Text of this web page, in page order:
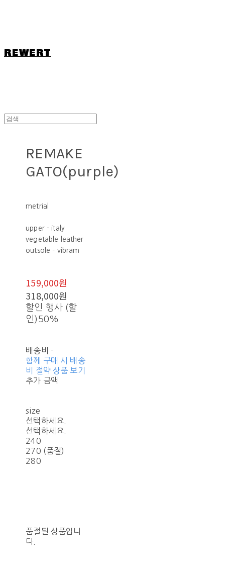
REWERT
REMAKE
GATO(purple)
metrial
upper - italy
vegetable leather
outsole - vibram
159,000원
318,000원
할인 행사 (할
인) 50%
배송비 -
함께 구매 시 배송
비 절약 상품 보기
추가 금액
size
선택하세요.
선택하세요.
240
270 (품절)
280
품절된 상품입니
다.